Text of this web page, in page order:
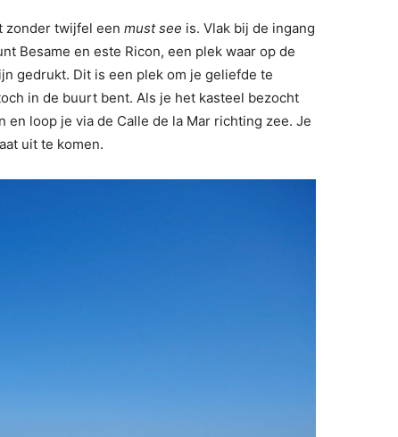
zonder twijfel een must see is. Vlak bij de ingang
Besame en este Ricon, een plek waar op de
gedrukt. Dit is een plek om je geliefde te
in de buurt bent. Als je het kasteel bezocht
loop je via de Calle de la Mar richting zee. Je
uit te komen.